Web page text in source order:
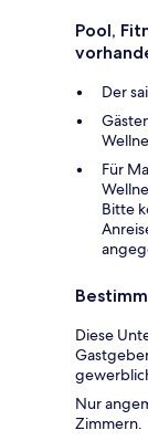
Pool,
Der
Für
Bitte
Diese
Nur
Zimmern.